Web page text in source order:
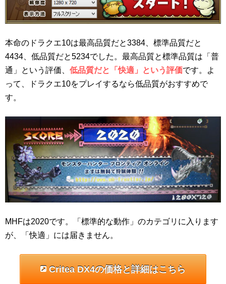
本命のドラクエ10は最高品質だと3384、標準品質だと
4434、低品質だと5234でした。最高品質と標準品質は「普
通」という評価、 低品質だと「快適」という評価です。よ
って、ドラクエ10をプレイするなら低品質がおすすめで
す。
MHFは2020です。「標準的な動作」のカテゴリに入ります
が、「快適」には届きません。
Critea DX4の価格と詳細はこちら